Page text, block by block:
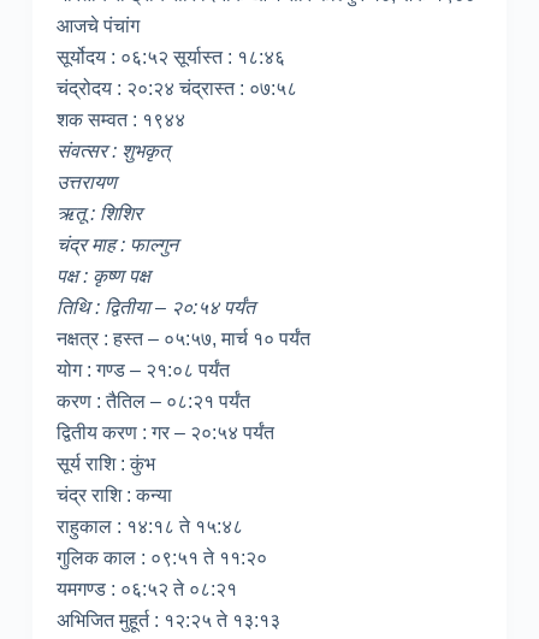
आजचे पंचांग
सूर्योदय : ०६:५२ सूर्यास्त : १८:४६
चंद्रोदय : २०:२४ चंद्रास्त : ०७:५८
शक सम्वत : १९४४
संवत्सर : शुभकृत्
उत्तरायण
ऋतू : शिशिर
चंद्र माह : फाल्गुन
पक्ष : कृष्ण पक्ष
तिथि : द्वितीया – २०:५४ पर्यंत
नक्षत्र : हस्त – ०५:५७, मार्च १० पर्यंत
योग : गण्ड – २१:०८ पर्यंत
करण : तैतिल – ०८:२१ पर्यंत
द्वितीय करण : गर – २०:५४ पर्यंत
सूर्य राशि : कुंभ
चंद्र राशि : कन्या
राहुकाल : १४:१८ ते १५:४८
गुलिक काल : ०९:५१ ते ११:२०
यमगण्ड : ०६:५२ ते ०८:२१
अभिजित मुहूर्त : १२:२५ ते १३:१३